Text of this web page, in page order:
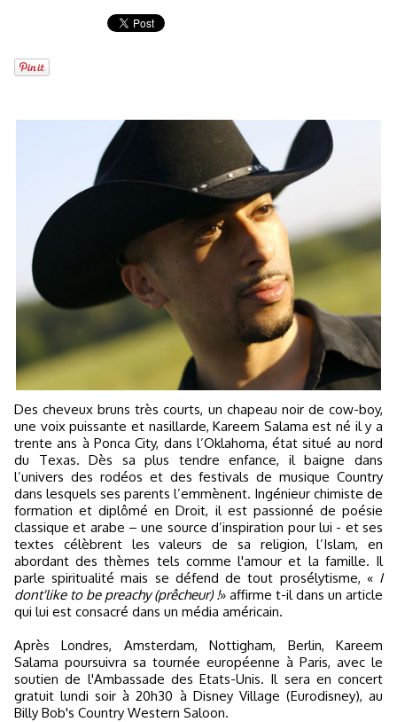
Des cheveux bruns très courts, un chapeau noir de cow-boy,
une voix puissante et nasillarde, Kareem Salama est né il y a
trente ans à Ponca City, dans l’Oklahoma, état situé au nord
du Texas. Dès sa plus tendre enfance, il baigne dans
l’univers des rodéos et des festivals de musique Country
dans lesquels ses parents l’emmènent. Ingénieur chimiste de
formation et diplômé en Droit, il est passionné de poésie
classique et arabe – une source d’inspiration pour lui - et ses
textes célèbrent les valeurs de sa religion, l’Islam, en
abordant des thèmes tels comme l'amour et la famille. Il
parle spiritualité mais se défend de tout prosélytisme, «I
dont'like to be preachy (prêcheur) !» affirme t-il dans un article
qui lui est consacré dans un média américain.
Après Londres, Amsterdam, Nottigham, Berlin, Kareem
Salama poursuivra sa tournée européenne à Paris, avec le
soutien de l'Ambassade des Etats-Unis. Il sera en concert
gratuit lundi soir à 20h30 à Disney Village (Eurodisney), au
Billy Bob's Country Western Saloon.